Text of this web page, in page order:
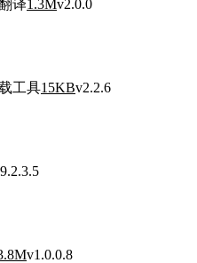
译1.3Mv2.0.0
工具15KBv2.2.6
v1.0.0.8